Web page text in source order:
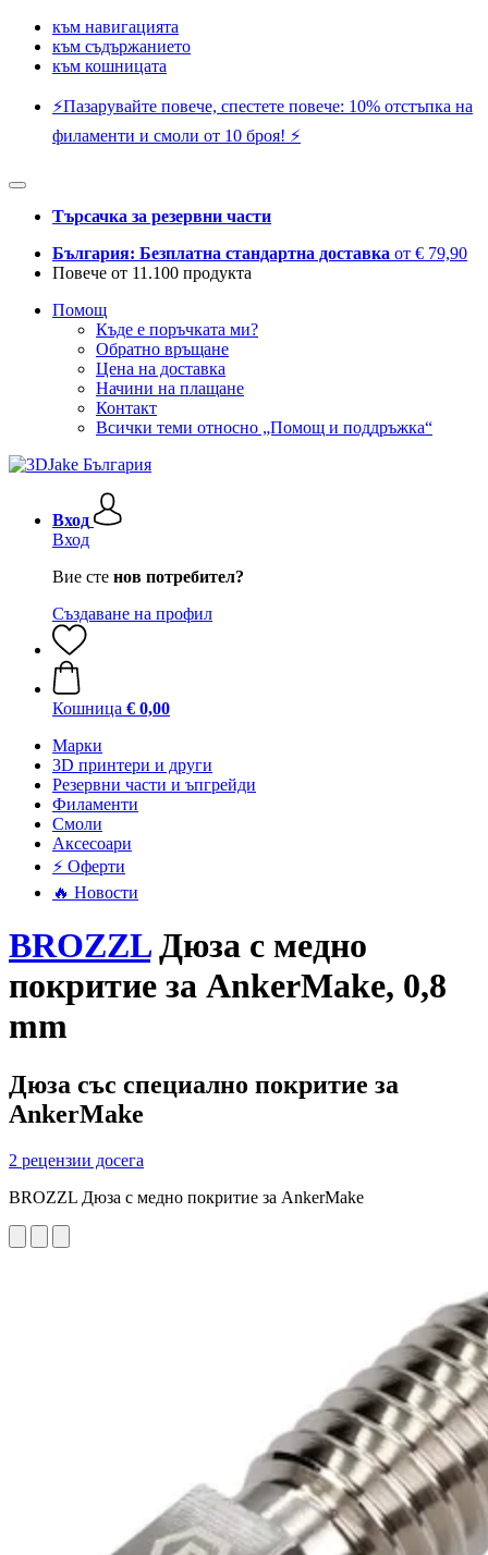
към навигацията
към съдържанието
към кошницата
⚡️Пазарувайте повече, спестете повече: 10% отстъпка на
филаменти и смоли от 10 броя! ⚡️
Търсачка за резервни части
България: Безплатна стандартна доставка от € 79,90
Повече от 11.100 продукта
Помощ
Къде е поръчката ми?
Обратно връщане
Цена на доставка
Начини на плащане
Контакт
Всички теми относно „Помощ и поддръжка“
Вход
Вход
Вие сте нов потребител?
Създаване на профил
Кошница € 0,00
Mарки
3D принтери и други
Резервни части и ъпгрейди
Филаменти
Смоли
Аксесоари
⚡ Оферти
🔥 Новости
BROZZLДюза с медно
покритие за AnkerMake, 0,8
mm
Дюза със специално покритие за
AnkerMake
2 рецензии досега
BROZZL Дюза с медно покритие за AnkerMake